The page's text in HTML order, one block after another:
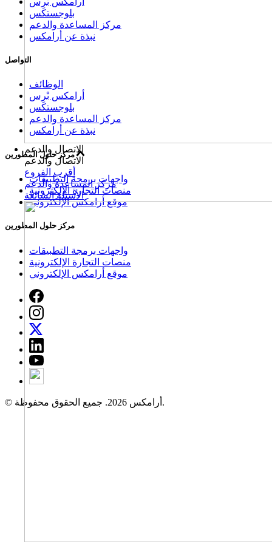
الاتصال والدعم
الاتصال والدعم
أقرب الفروع
مركز المساعدة والدعم
الأسئلة الشائعة
بلوجستكس
مركز المساعدة والدعم
نبذة عن أرامكس
التواصل
الوظائف
أرامكس بْرِس
بلوجستكس
مركز المساعدة والدعم
نبذة عن أرامكس
مركز حلول المطورين
واجهات برمجة التطبيقات
منصات التجارة الإلكترونية
موقع أرامكس الإلكتروني
مركز حلول المطورين
واجهات برمجة التطبيقات
منصات التجارة الإلكترونية
موقع أرامكس الإلكتروني
© أرامكس 2026. جميع الحقوق محفوظة.